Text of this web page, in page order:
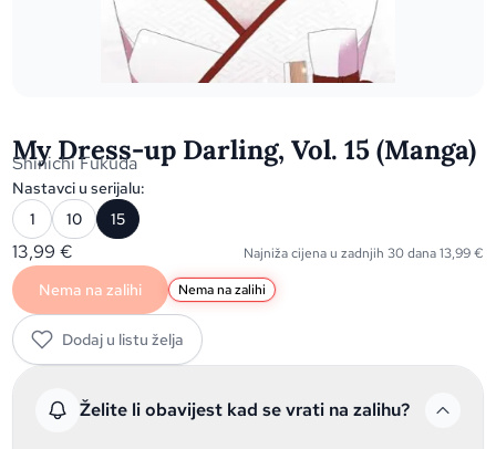
My Dress-up Darling, Vol. 15 (Manga)
Shinichi Fukuda
Nastavci u serijalu:
1
10 15
13,99€ Najniža cijena u zadnjih 30 dana13,99€
Nema na zalihi Nema na zalihi
Dodaj u listu želja
Želite li obavijest kad se vrati na zalihu?